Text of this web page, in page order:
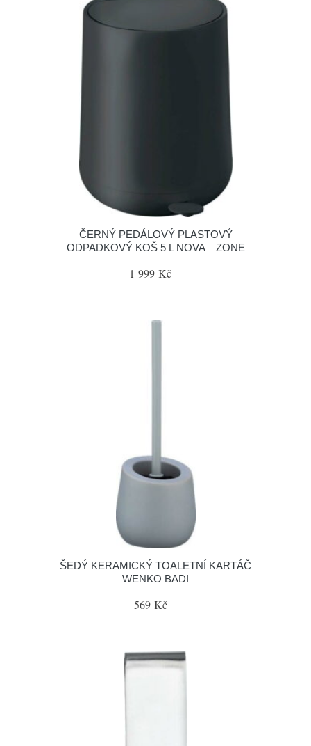
ČERNÝ PEDÁLOVÝ PLASTOVÝ
ODPADKOVÝ KOŠ 5 L NOVA – ZONE
1 999 Kč
ŠEDÝ KERAMICKÝ TOALETNÍ KARTÁČ
WENKO BADI
569 Kč